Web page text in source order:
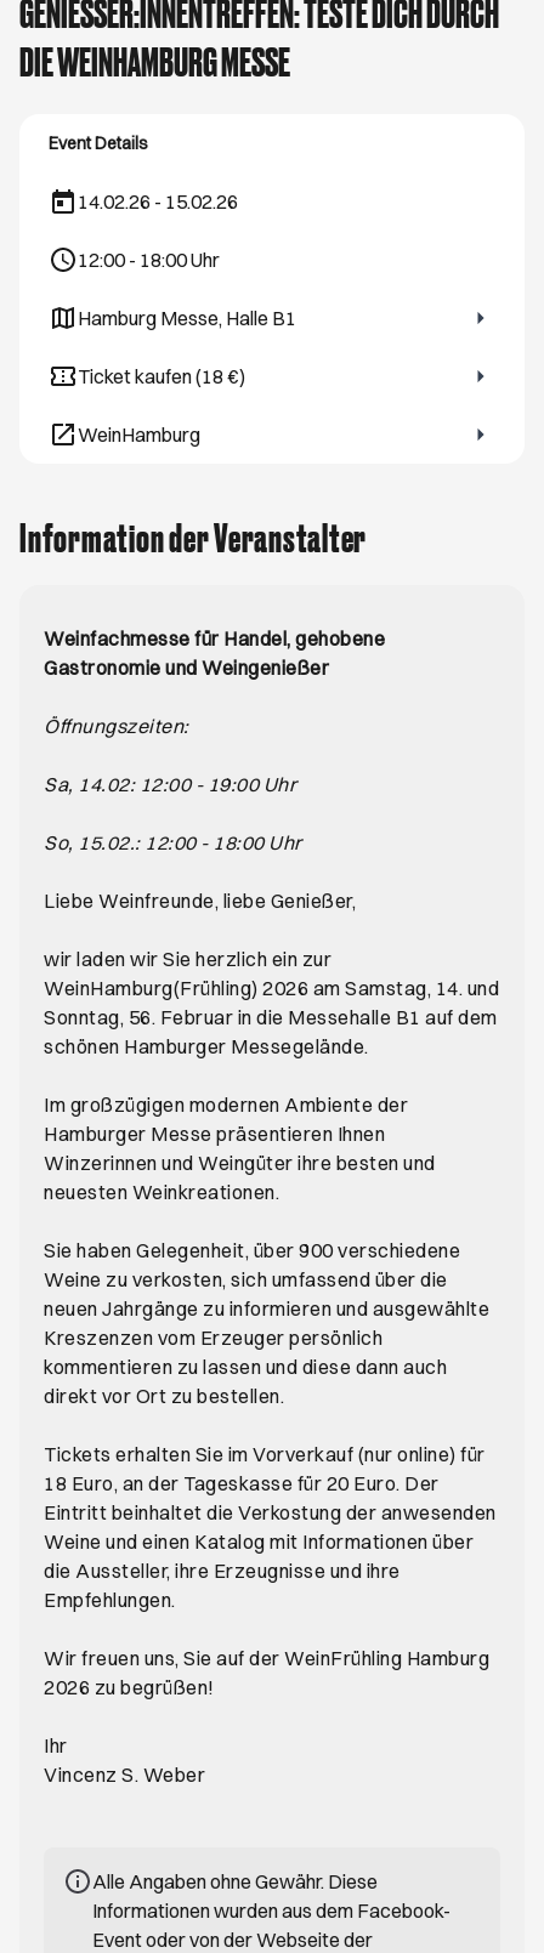
GENIESSER:INNENTREFFEN: TESTE DICH DURCH D
IE WEINHAMBURG MESSE
Event Details
14.02.26 - 15.02.26
12:00 - 18:00Uhr
Hamburg Messe, Halle B1
Öffnet ein neues Browser-Tab
Ticket kaufen (18 €)
Öffnet ein neues Browser-Tab
WeinHamburg
Öffnet ein neues Browser-Tab
Information der Veranstalter
Weinfachmesse für Handel, gehobene
Gastronomie und Weingenießer
Öffnungszeiten:
Sa, 14.02: 12:00 - 19:00 Uhr
So, 15.02.: 12:00 - 18:00 Uhr
Liebe Weinfreunde, liebe Genießer,
wir laden wir Sie herzlich ein zur
WeinHamburg(Frühling) 2026 am Samstag, 14. und
Sonntag, 56. Februar in die Messehalle B1 auf dem
schönen Hamburger Messegelände.
Im großzügigen modernen Ambiente der
Hamburger Messe präsentieren Ihnen
Winzerinnen und Weingüter ihre besten und
neuesten Weinkreationen.
Sie haben Gelegenheit, über 900 verschiedene
Weine zu verkosten, sich umfassend über die
neuen Jahrgänge zu informieren und ausgewählte
Kreszenzen vom Erzeuger persönlich
kommentieren zu lassen und diese dann auch
direkt vor Ort zu bestellen.
Tickets erhalten Sie im Vorverkauf (nur online) für
18 Euro, an der Tageskasse für 20 Euro. Der
Eintritt beinhaltet die Verkostung der anwesenden
Weine und einen Katalog mit Informationen über
die Aussteller, ihre Erzeugnisse und ihre
Empfehlungen.
Wir freuen uns, Sie auf der WeinFrühling Hamburg
2026 zu begrüßen!
Ihr
Vincenz S. Weber
Alle Angaben ohne Gewähr. Diese
Informationen wurden aus dem Facebook-
Event oder von der Webseite der